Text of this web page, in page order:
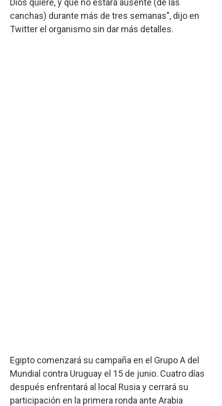
Dios quiere, y que no estará ausente (de las
canchas) durante más de tres semanas", dijo en
Twitter el organismo sin dar más detalles.
Egipto comenzará su campaña en el Grupo A del
Mundial contra Uruguay el 15 de junio. Cuatro días
después enfrentará al local Rusia y cerrará su
participación en la primera ronda ante Arabia